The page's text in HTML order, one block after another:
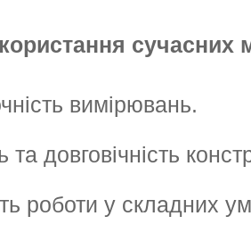
сучасних
вимірювань.
та довговічність
роботи у складних